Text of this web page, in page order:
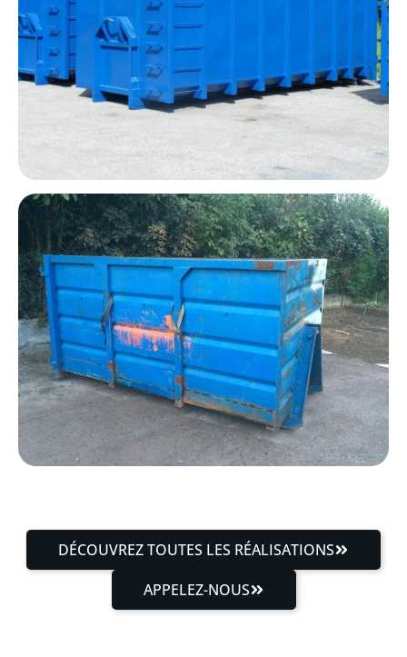
DÉCOUVREZ TOUTES LES RÉALISATIONS
APPELEZ-NOUS